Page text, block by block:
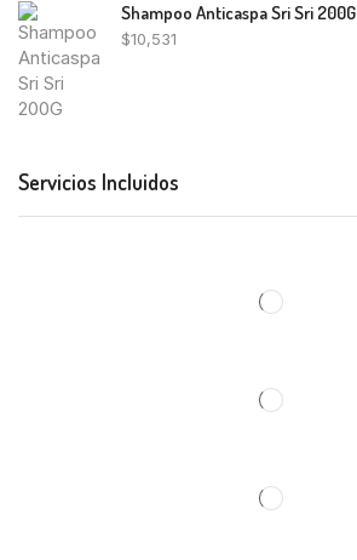
Shampoo Anticaspa Sri Sri 200G
$10,531
Servicios Incluidos